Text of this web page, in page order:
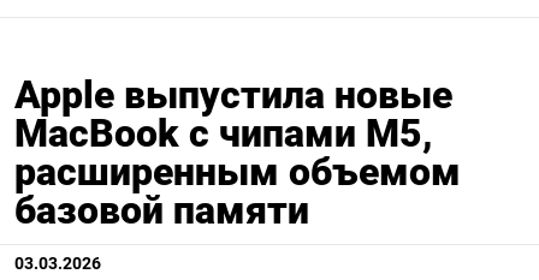
Apple выпустила новые
MacBook с чипами M5,
расширенным объемом
базовой памяти
03.03.2026